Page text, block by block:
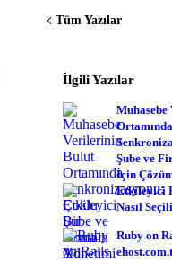
Tüm Yazılar
İlgili Yazılar
Şube ve
İçin
Etkileyici
Nasıl
Ruby on